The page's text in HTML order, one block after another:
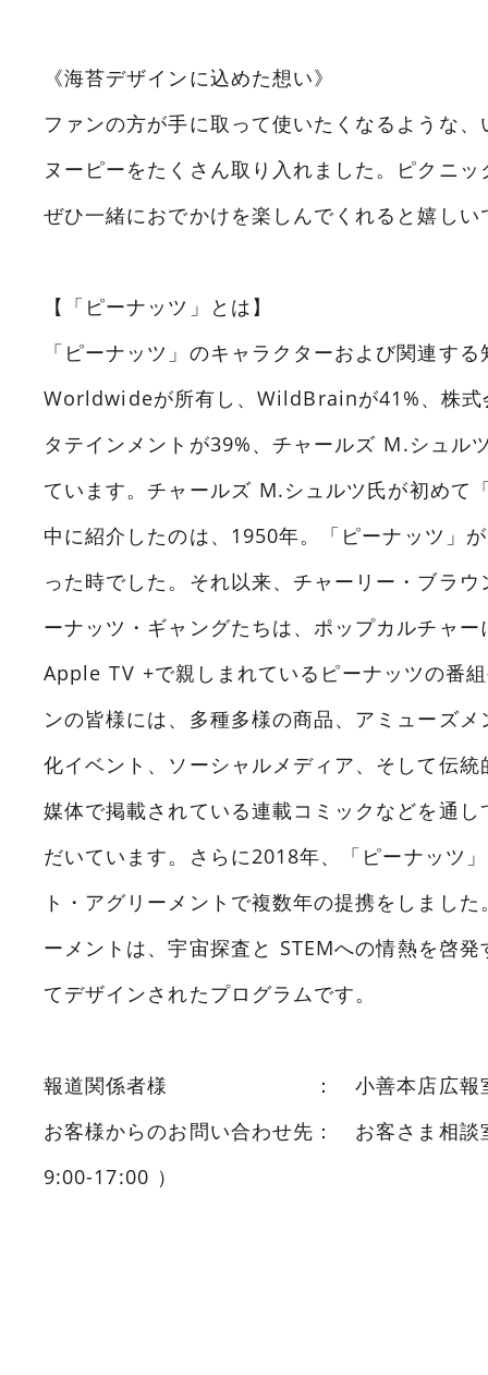
《海苔デザインに込めた想い》
ファンの方が手に取って使いたくなるような
ヌーピーをたくさん取り入れました。ピクニ
ぜひ一緒におでかけを楽しんでくれると嬉しい
【「ピーナッツ」とは】
「ピーナッツ」のキャラクターおよび関連す
Worldwideが所有し、WildBrainが41%、株式
タテインメントが39%、チャールズ M.シュル
ています。チャールズ M.シュルツ氏が初めて
中に紹介したのは、1950年。「ピーナッツ」
った時でした。それ以来、チャーリー・ブラ
ーナッツ・ギャングたちは、ポップカルチャ
Apple TV +で親しまれているピーナッツの番
ンの皆様には、多種多様の商品、アミューズ
化イベント、ソーシャルメディア、そして伝
媒体で掲載されている連載コミックなどを通
だいています。さらに2018年、「ピーナッツ
ト・アグリーメントで複数年の提携をしまし
ーメントは、宇宙探査と STEMへの情熱を啓
てデザインされたプログラムです。
報道関係者様 ： 小善本店広報室
お客様からのお問い合わせ先： お客さま相
9:00-17:00 ）